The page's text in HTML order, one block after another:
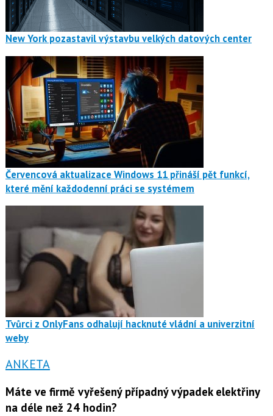
New York pozastavil výstavbu velkých datových center
Červencová aktualizace Windows 11 přináší pět funkcí,
které mění každodenní práci se systémem
Tvůrci z OnlyFans odhalují hacknuté vládní a univerzitní
weby
ANKETA
Máte ve firmě vyřešený případný výpadek elektřiny
na déle než 24 hodin?